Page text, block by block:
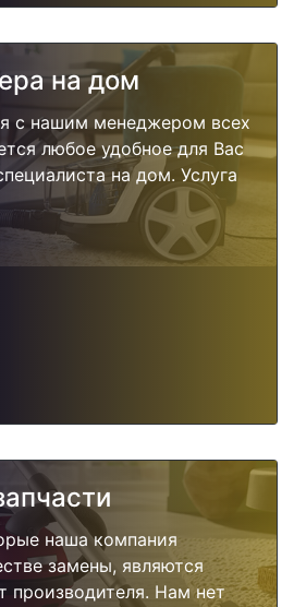
на дом
с нашим менеджером всех
любое удобное для Вас
на дом. Услуга
наша компания
замены, являются
производителя. Нам нет